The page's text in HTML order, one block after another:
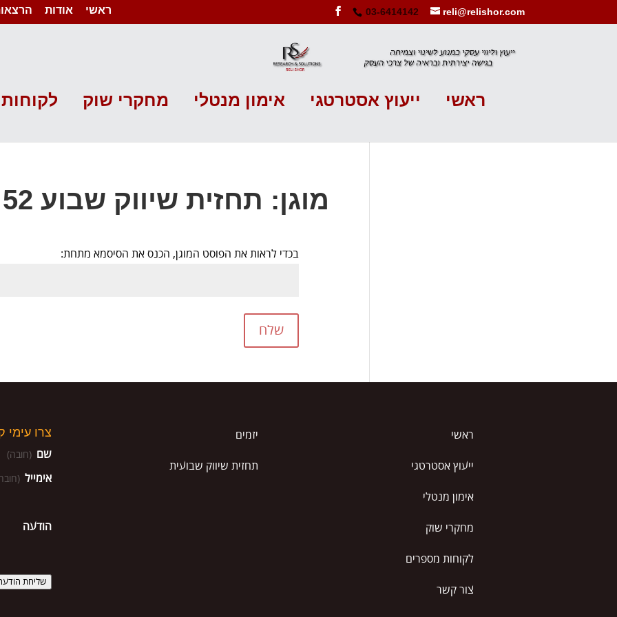
03-6414142 reli@relishor.com ראשי אודות
ראשי ייעוץ אסטרטגי אימון מנטלי מחקרי שוק
מוגן: תחזית שיווק שבוע 52 שנת 2020
בכדי לראות את הפוסט המוגן, הכנס את הסיסמא מתחת:
שלח
ראשי
ייעוץ אסטרטגי
אימון מנטלי
מחקרי שוק
לקוחות מספרים
צור קשר
יזמים
תחזית שיווק שבועית
צרו עימי
שם (חובה)
אימייל
הודעה
שליחת